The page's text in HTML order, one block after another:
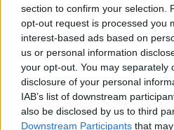
section to confirm your selection.
opt-out request is processed you
interest-based ads based on
us or personal information
your opt-out. You may separately
disclosure of your personal
IAB’s list of downstream
also be disclosed by us to third
Downstream Participants that
Często sprawdzane
Kiedyniego, kiedygo
Czyderbykonne się
Żołędziowe rodzaje
Ciekawostki